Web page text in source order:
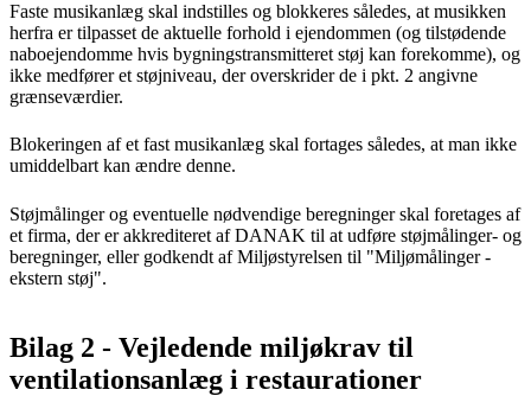
Faste musikanlæg skal indstilles og blokkeres således, at musikken
herfra er tilpasset de aktuelle forhold i ejendommen (og tilstødende
naboejendomme hvis bygningstransmitteret støj kan forekomme), og
ikke medfører et støjniveau, der overskrider de i pkt. 2 angivne
grænseværdier.
Blokeringen af et fast musikanlæg skal fortages således, at man ikke
umiddelbart kan ændre denne.
Støjmålinger og eventuelle nødvendige beregninger skal foretages af
et firma, der er akkrediteret af DANAK til at udføre støjmålinger- og
beregninger, eller godkendt af Miljøstyrelsen til "Miljømålinger -
ekstern støj".
Bilag 2 - Vejledende miljøkrav til
ventilationsanlæg i restaurationer